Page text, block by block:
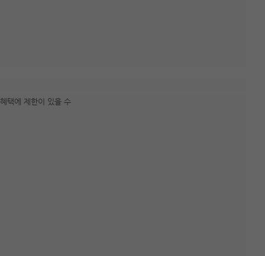
택에 제한이 있을 수